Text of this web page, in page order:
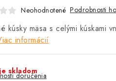
Neohodnotené Podrobnosti
kúsky mäsa s celými kúskami
informácií
skladom
doručenia